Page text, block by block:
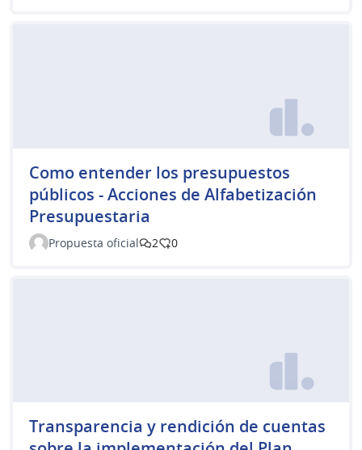
Como entender los presupuestos
públicos - Acciones de Alfabetización
Presupuestaria
Propuesta oficial 2 0
Transparencia y rendición de cuentas